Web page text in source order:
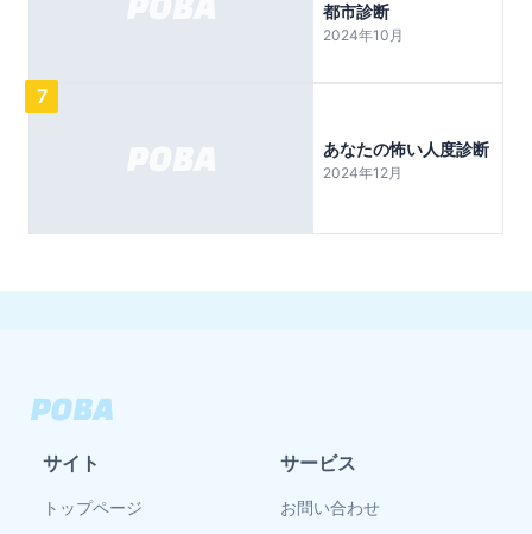
都市診断
2024年10月
7
あなたの怖い人度診断
2024年12月
サイト
トップページ
サービス
お問い合わせ